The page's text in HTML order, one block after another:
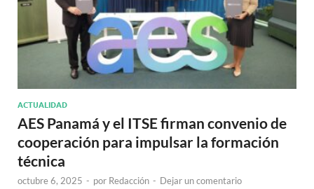
ACTUALIDAD
AES Panamá y el ITSE firman convenio de
cooperación para impulsar la formación
técnica
octubre 6, 2025 - por Redacción - Dejar un comentario